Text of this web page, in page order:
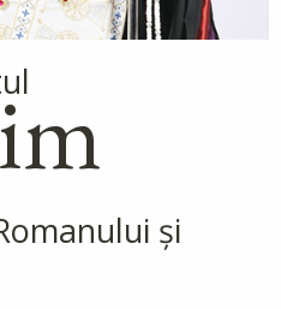
Sfintei Icoane a
Domnului de pe
(Tolgska)
sfântul s-a trezit și a
întreg ținutul. Aceasta
de foc de pe
și